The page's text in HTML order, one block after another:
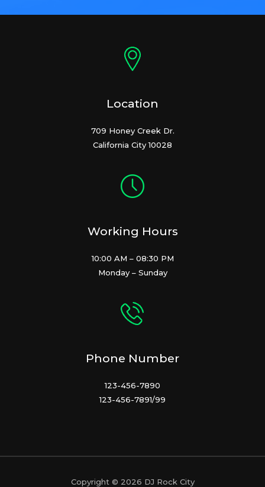
Location
709 Honey Creek Dr.
California City 10028
Working Hours
10:00 AM – 08:30 PM
Monday – Sunday
Phone Number
123-456-7890
123-456-7891/99
Copyright © 2026 DJ Rock City